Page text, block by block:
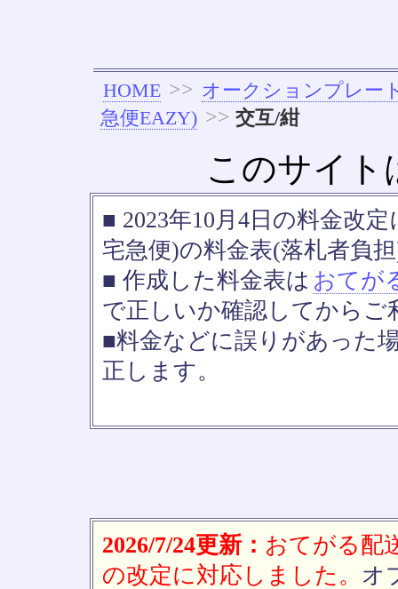
HOME >> オークションプレー
急便EAZY) >> 交互/紺
このサイト
■ 2023年10月4日の料金改
宅急便)の料金表(落札者負
■ 作成した料金表は おてが
で正しいか確認してからご
■料金などに誤りがあった
正します。
2026/7/24更新： おてがる配
の改定に対応しました。 オ